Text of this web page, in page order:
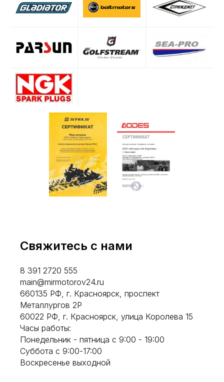
Свяжитесь с нами
8 391 2720 555
main@mirmotorov24.ru
660135 РФ, г. Красноярск, проспект
Металлургов 2Р
60022 РФ, г. Красноярск, улица Королева 15
Часы работы:
Понедельник - пятница с 9:00 - 19:00
Суббота с 9:00-17:00
Воскресенье выходной